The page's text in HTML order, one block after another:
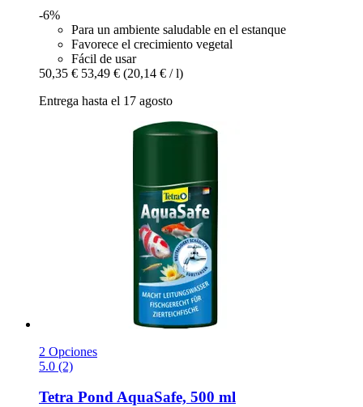
-6%
Para un ambiente saludable en el estanque
Favorece el crecimiento vegetal
Fácil de usar
50,35 € 53,49 € (20,14 € / l)
Entrega hasta el 17 agosto
2 Opciones
5.0 (2)
Tetra Pond AquaSafe, 500 ml